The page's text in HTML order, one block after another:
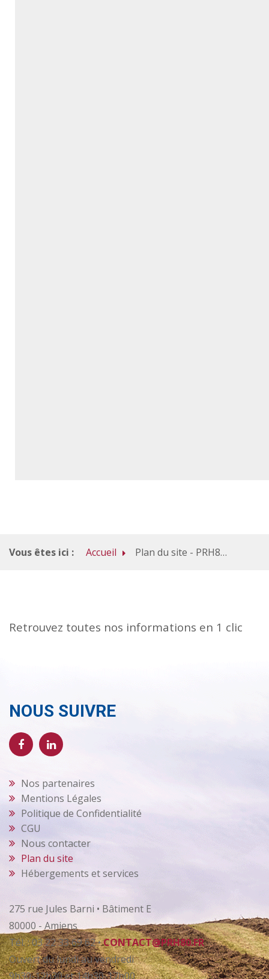
Vous êtes ici : Accueil Plan du site - PRH80 - Pôle Ressources Handicap de la Somme
Retrouvez toutes nos informations en 1 clic
NOUS SUIVRE
Nos partenaires
Mentions Légales
Politique de Confidentialité
CGU
Nous contacter
Plan du site
Hébergements et services
275 rue Jules Barni • Bâtiment E
80000 - Amiens
Tél. : 03 22 33 69 62 •CONTACT@PRH80.FR
Ouvert du lundi au vendredi
9h30-12h30 et 14h30-17h00